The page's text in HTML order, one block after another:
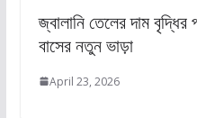
জ্বালানি তেলের দাম
বাসের নতুন ভাড়া
April 23, 2026